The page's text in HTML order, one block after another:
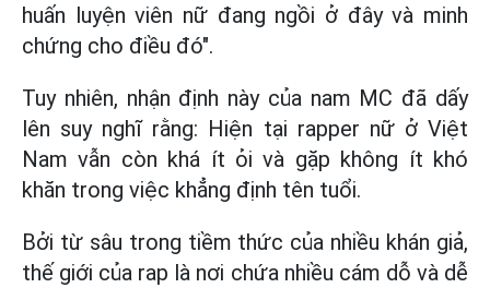
huấn luyện viên nữ đang ngồi ở đây và minh
chứng cho điều đó".
Tuy nhiên, nhận định này của nam MC đã dấy
lên suy nghĩ rằng: Hiện tại rapper nữ ở Việt
Nam vẫn còn khá ít ỏi và gặp không ít khó
khăn trong việc khẳng định tên tuổi.
Bởi từ sâu trong tiềm thức của nhiều khán giả,
thế giới của rap là nơi chứa nhiều cám dỗ và dễ